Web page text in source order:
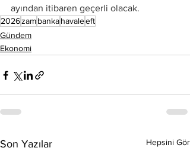
ayından itibaren geçerli olacak.
2026zambankahavaleeft
Gündem
Ekonomi
Son Yazılar Hepsini Gör